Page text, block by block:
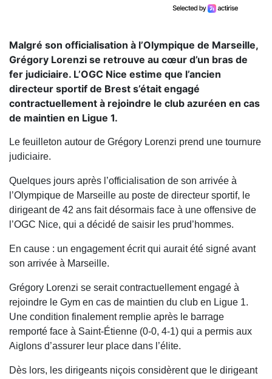
Malgré son officialisation à l’Olympique de Marseille,
Grégory Lorenzi se retrouve au cœur d’un bras de
fer judiciaire. L’OGC Nice estime que l’ancien
directeur sportif de Brest s’était engagé
contractuellement à rejoindre le club azuréen en cas
de maintien en Ligue 1.
Le feuilleton autour de Grégory Lorenzi prend une tournure
judiciaire.
Quelques jours après l’officialisation de son arrivée à
l’Olympique de Marseille au poste de directeur sportif, le
dirigeant de 42 ans fait désormais face à une offensive de
l’OGC Nice, qui a décidé de saisir les prud’hommes.
En cause : un engagement écrit qui aurait été signé avant
son arrivée à Marseille.
Grégory Lorenzi se serait contractuellement engagé à
rejoindre le Gym en cas de maintien du club en Ligue 1.
Une condition finalement remplie après le barrage
remporté face à Saint-Étienne (0-0, 4-1) qui a permis aux
Aiglons d’assurer leur place dans l’élite.
Dès lors, les dirigeants niçois considèrent que le dirigeant